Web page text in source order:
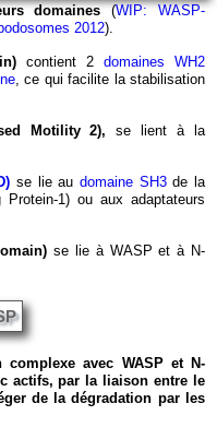
domaines(WIP: WASP-
2012).
contient 2 domaines WH2
, ce qui facilite la stabilisation
Motility 2), se lient à la
se lie au domaine SH3de la
1) ou aux adaptateurs
se lie à WASP et à N-
avec WASP et N-
actifs, par la liaison entre le
de la dégradation par les